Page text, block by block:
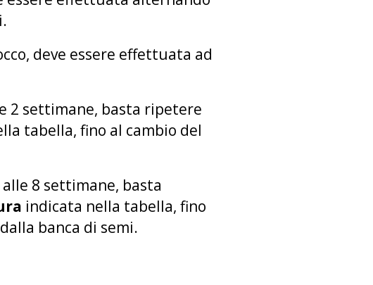
deve essere effettuata ad
2 settimane, basta ripetere
tabella, fino al cambio del
8 settimane, basta
indicata nella tabella, fino
banca di semi.